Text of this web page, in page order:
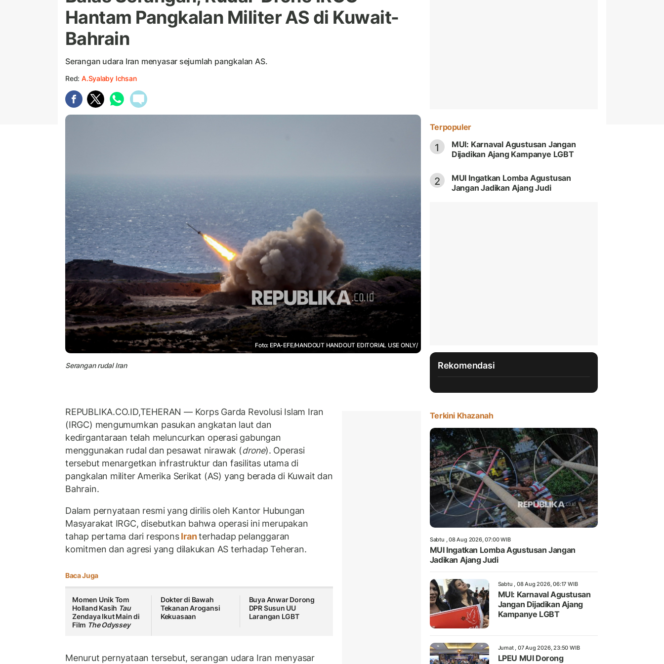
Hantam Pangkalan Militer AS di Kuwait-
Bahrain
Serangan udara Iran menyasar sejumlah pangkalan AS.
Red: A.Syalaby Ichsan
Foto: EPA-EFE/HANDOUT HANDOUT EDITORIAL USE ONLY/
Serangan rudal Iran
REPUBLIKA.CO.ID,TEHERAN — Korps Garda Revolusi Islam Iran
(IRGC) mengumumkan pasukan angkatan laut dan
kedirgantaraan telah meluncurkan operasi gabungan
menggunakan rudal dan pesawat nirawak (drone). Operasi
tersebut menargetkan infrastruktur dan fasilitas utama di
pangkalan militer Amerika Serikat (AS) yang berada di Kuwait dan
Bahrain.
Dalam pernyataan resmi yang dirilis oleh Kantor Hubungan
Masyarakat IRGC, disebutkan bahwa operasi ini merupakan
tahap pertama dari responsIranterhadap pelanggaran
komitmen dan agresi yang dilakukan AS terhadap Teheran.
Baca Juga
Momen Unik Tom
Holland Kasih Tau
Zendaya Ikut Main di
Film The Odyssey
Dokter di Bawah
Tekanan Arogansi
Kekuasaan
Buya Anwar Dorong
DPR Susun UU
Larangan LGBT
Menurut pernyataan tersebut, serangan udara Iran menyasar
Terpopuler
1
MUI: Karnaval Agustusan Jangan
Dijadikan Ajang Kampanye LGBT
2
MUI Ingatkan Lomba Agustusan
Jangan Jadikan Ajang Judi
Rekomendasi
Terkini Khazanah
Sabtu , 08 Aug 2026, 07:00 WIB
MUI Ingatkan Lomba Agustusan Jangan
Jadikan Ajang Judi
Sabtu , 08 Aug 2026, 06:17 WIB
MUI: Karnaval Agustusan
Jangan Dijadikan Ajang
Kampanye LGBT
Jumat , 07 Aug 2026, 23:50 WIB
LPEU MUI Dorong